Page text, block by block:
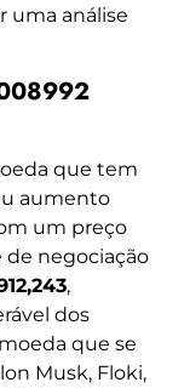
uma análise
que tem
aumento
um preço
de negociação
,
dos
que se
Musk, Floki,